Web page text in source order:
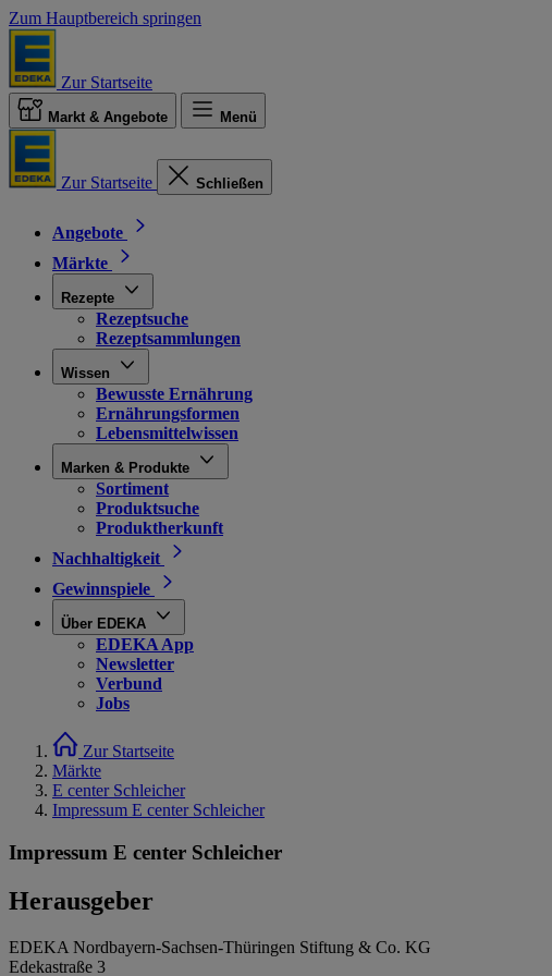
Zum Hauptbereich springen
Zur Startseite
Markt & Angebote Menü
Zur Startseite Schließen
Angebote
Märkte
Rezepte
Rezeptsuche
Rezeptsammlungen
Wissen
Bewusste Ernährung
Ernährungsformen
Lebensmittelwissen
Marken & Produkte
Sortiment
Produktsuche
Produktherkunft
Nachhaltigkeit
Gewinnspiele
Über EDEKA
EDEKA App
Newsletter
Verbund
Jobs
Zur Startseite
Märkte
E center Schleicher
Impressum E center Schleicher
Impressum E center Schleicher
Herausgeber
EDEKA Nordbayern-Sachsen-Thüringen Stiftung & Co. KG
Edekastraße 3